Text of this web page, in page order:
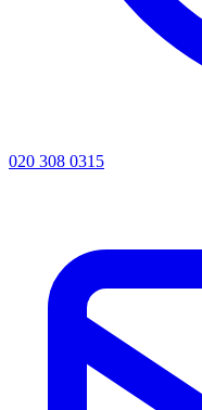
020 308 0315